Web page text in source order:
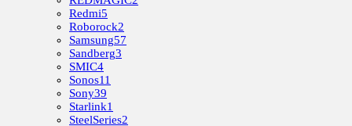
Redmi5
Roborock2
Samsung57
Sandberg3
SMIC4
Sonos11
Sony39
Starlink1
SteelSeries2